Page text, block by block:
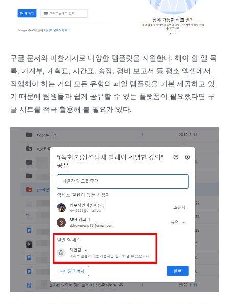
구글 문서와 마찬가지로 다양한 템플릿을 지원한다. 해야 할 일 목
록, 가계부, 계획표, 시간표, 송장, 경비 보고서 등 평소 엑셀에서
작업해야 하는 거의 모든 유형의 파일 템플릿을 기본 제공하고 있
기 때문에 팀원들과 쉽게 공유할 수 있는 플랫폼이 필요했다면 구
글 시트를 적극 활용해 볼 필요가 있다.